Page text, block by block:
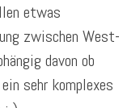
etwas
zwischen West-
davon ob
sehr komplexes